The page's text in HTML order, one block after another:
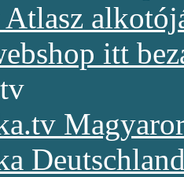
Atlasz
itt